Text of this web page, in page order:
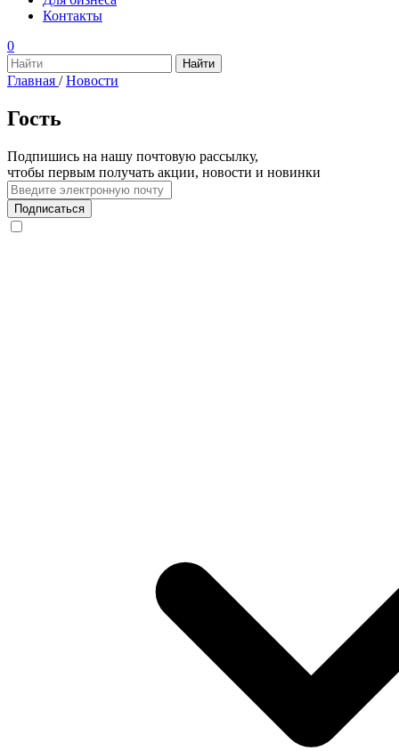
Контакты
0
Главная / Новости
Гость
Подпишись на нашу почтовую рассылку,
чтобы первым получать акции, новости и новинки
Подписаться